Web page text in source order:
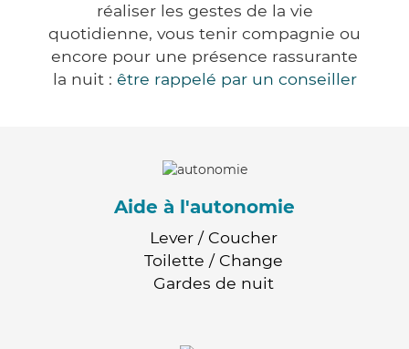
réaliser les gestes de la vie
quotidienne, vous tenir compagnie ou
encore pour une présence rassurante
la nuit : être rappelé par un conseiller
Aide à l'autonomie
Lever / Coucher
Toilette / Change
Gardes de nuit